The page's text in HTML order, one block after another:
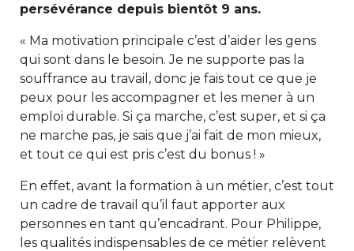
persévérance depuis bientôt 9 ans.
« Ma motivation principale c’est d’aider les gens
qui sont dans le besoin. Je ne supporte pas la
souffrance au travail, donc je fais tout ce que je
peux pour les accompagner et les mener à un
emploi durable. Si ça marche, c’est super, et si ça
ne marche pas, je sais que j’ai fait de mon mieux,
et tout ce qui est pris c’est du bonus ! »
En effet, avant la formation à un métier, c’est tout
un cadre de travail qu’il faut apporter aux
personnes en tant qu’encadrant. Pour Philippe,
les qualités indispensables de ce métier relèvent